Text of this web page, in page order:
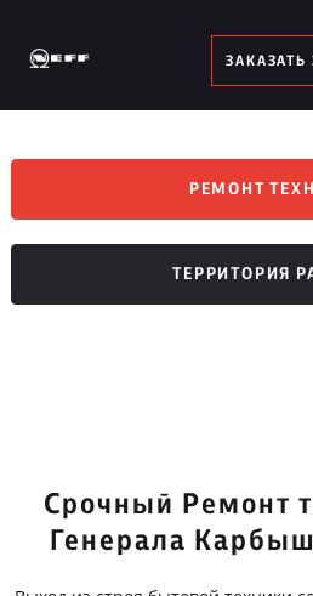
ЗАКАЗАТЬ
РЕМОНТ
ТЕРРИТОРИЯ
Срочный Ремонт
Генерала